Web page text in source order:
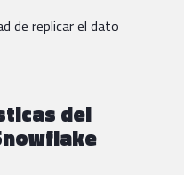
de replicar el dato
del